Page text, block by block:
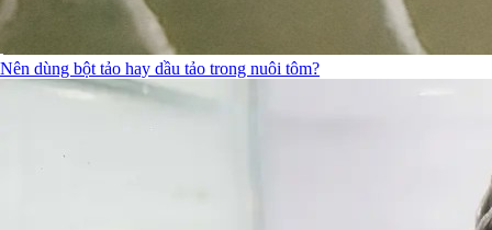
Nên dùng bột tảo hay dầu tảo trong nuôi tôm?